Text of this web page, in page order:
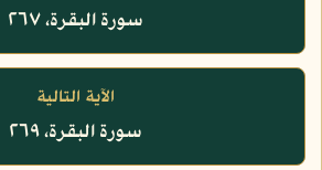
سورة البقرة، ٢٦٧
الآية التالية
سورة البقرة، ٢٦٩